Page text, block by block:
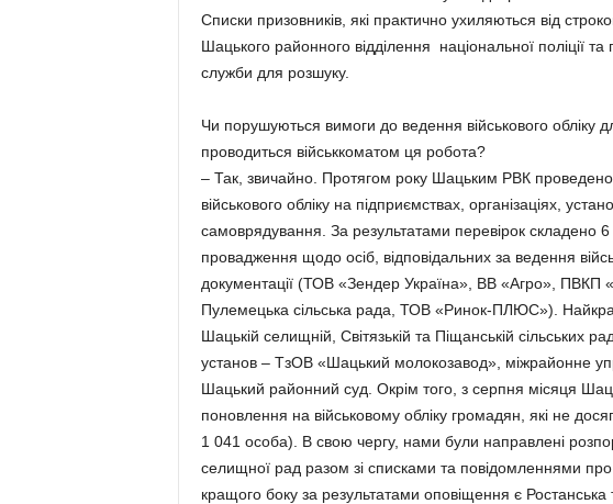
Списки призовників, які практично ухиляються від
Шацького районного відділення національної поліції та
служби для розшуку.
Чи порушуються вимоги до ведення військового обліку
проводиться військкоматом ця робота?
– Так, звичайно. Протягом року Шацьким РВК проведено
військового обліку на підприємствах, організаціях,
самоврядування. За результатами перевірок складено 6
провадження щодо осіб, відповідальних за ведення
документації (ТОВ «Зендер Україна», ВВ «Агро»,
Пулемецька сільська рада, ТОВ «Ринок-ПЛЮС»).
Шацькій селищній, Світязькій та Піщанській сільських
установ – ТзОВ «Шацький молокозавод», міжрайонне
Шацький районний суд. Окрім того, з серпня місяця
поновлення на військовому обліку громадян, які не
1 041 особа). В свою чергу, нами були направлені
селищної рад разом зі списками та повідомленнями
кращого боку за результатами оповіщення є Ростанська